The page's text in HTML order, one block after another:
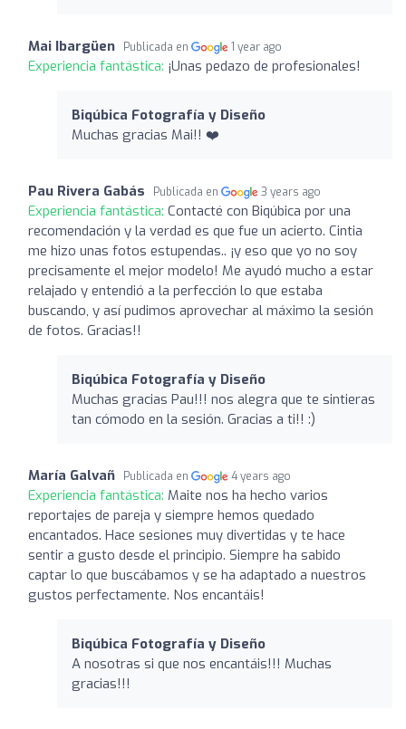
Mai Ibargüen Publicada en 1 year ago
Experiencia fantástica: ¡Unas pedazo de profesionales!
Biqúbica Fotografía y Diseño
Muchas gracias Mai!! ❤️
Pau Rivera Gabás Publicada en 3 years ago
Experiencia fantástica: Contacté con Biqúbica por una
recomendación y la verdad es que fue un acierto. Cintia
me hizo unas fotos estupendas.. ¡y eso que yo no soy
precisamente el mejor modelo! Me ayudó mucho a estar
relajado y entendió a la perfección lo que estaba
buscando, y así pudimos aprovechar al máximo la sesión
de fotos. Gracias!!
Biqúbica Fotografía y Diseño
Muchas gracias Pau!!! nos alegra que te sintieras
tan cómodo en la sesión. Gracias a ti!! :)
María Galvañ Publicada en 4 years ago
Experiencia fantástica: Maite nos ha hecho varios
reportajes de pareja y siempre hemos quedado
encantados. Hace sesiones muy divertidas y te hace
sentir a gusto desde el principio. Siempre ha sabido
captar lo que buscábamos y se ha adaptado a nuestros
gustos perfectamente. Nos encantáis!
Biqúbica Fotografía y Diseño
A nosotras si que nos encantáis!!! Muchas
gracias!!!